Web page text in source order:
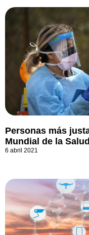
Personas más
Mundial de la Salud
6 abril 2021